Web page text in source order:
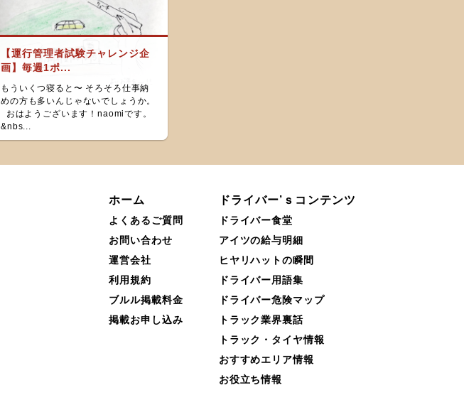
【運行管理者試験チャレンジ企
画】毎週1ポ...
もういくつ寝ると〜 そろそろ仕事納
めの方も多いんじゃないでしょうか。
おはようございます！naomiです。
&nbs...
ホーム
よくあるご質問
お問い合わせ
運営会社
利用規約
ブルル掲載料金
掲載お申し込み
ドライバー’ｓコンテンツ
ドライバー食堂
アイツの給与明細
ヒヤリハットの瞬間
ドライバー用語集
ドライバー危険マップ
トラック業界裏話
トラック・タイヤ情報
おすすめエリア情報
お役立ち情報